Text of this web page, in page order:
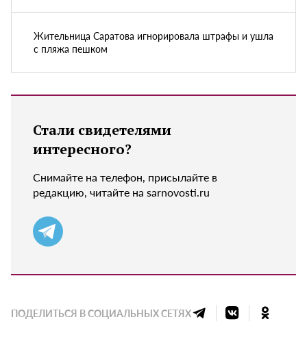
Жительница Саратова игнорировала штрафы и ушла
с пляжа пешком
Стали свидетелями
интересного?
Снимайте на телефон, присылайте в
редакцию, читайте на sarnovosti.ru
ПОДЕЛИТЬСЯ В СОЦИАЛЬНЫХ СЕТЯХ